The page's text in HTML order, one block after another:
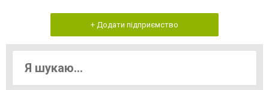
+ Додати підприємство